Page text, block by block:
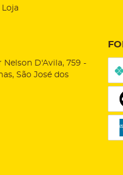
Loja
D'Avila, 759 -
São José dos